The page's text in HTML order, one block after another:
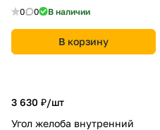
0 0 В наличии
В корзину
3 630 ₽/шт
Угол желоба внутренний